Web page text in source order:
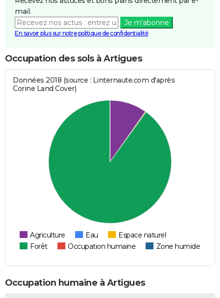
mail.
Je m'abonne
En savoir plus sur notre politique de confidentialité
Occupation des sols à Artigues
Données 2018 (source : Linternaute.com d'après
Corine Land Cover)
Agriculture Eau
Espace naturel
Forêt
Occupation humaine Zone humide
Occupation humaine à Artigues